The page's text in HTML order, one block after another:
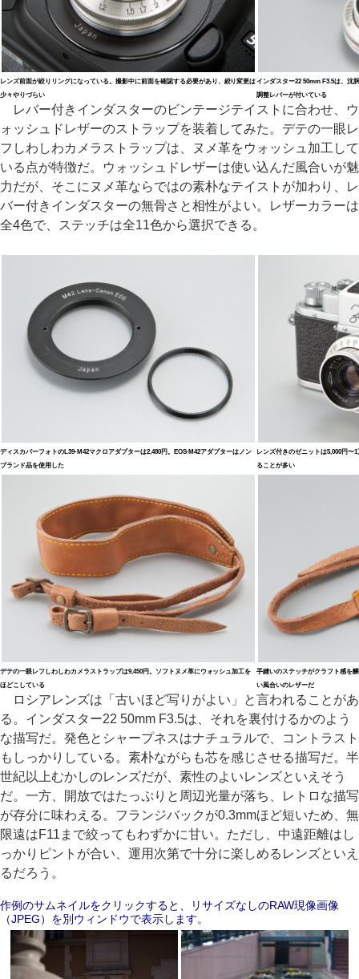
レンズ前面が絞りリングになっている。撮影中に前面を確認する必要があり、絞り変更は
少々やりづらい
インダスター22 50mm F3.5は、沈
調整レバーが付いている
レバー付きインダスターのビンテージテイストに合わせ、ウ
ォッシュドレザーのストラップを装着してみた。デテの一眼レ
フしわしわカメラストラップは、ヌメ革をウォッシュ加工して
いる点が特徴だ。ウォッシュドレザーは使い込んだ風合いが魅
力だが、そこにヌメ革ならではの素朴なテイストが加わり、レ
バー付きインダスターの無骨さと相性がよい。レザーカラーは
全4色で、ステッチは全11色から選択できる。
ディスカバーフォトのL39-M42マクロアダプターは2,480円。EOS-M42アダプターはノン
ブランド品を使用した
レンズ付きのゼニットは5,000円〜
ることが多い
デテの一眼レフしわしわカメラストラップは9,450円。ソフトヌメ革にウォッシュ加工を
ほどこしている
手縫いのステッチがクラフト感を
い風合いのレザーだ
ロシアレンズは「古いほど写りがよい」と言われることがあ
る。インダスター22 50mm F3.5は、それを裏付けるかのよう
な描写だ。発色とシャープネスはナチュラルで、コントラスト
もしっかりしている。素朴ながらも芯を感じさせる描写だ。半
世紀以上むかしのレンズだが、素性のよいレンズといえそう
だ。一方、開放ではたっぷりと周辺光量が落ち、レトロな描写
が存分に味わえる。フランジバックが0.3mmほど短いため、無
限遠はF11まで絞ってもわずかに甘い。ただし、中遠距離はし
っかりピントが合い、運用次第で十分に楽しめるレンズといえ
るだろう。
作例のサムネイルをクリックすると、リサイズなしのRAW現像画像
（JPEG）を別ウィンドウで表示します。